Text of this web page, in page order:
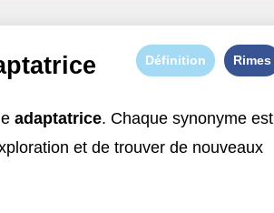
Définition Rimes
adaptatrice. Chaque synonyme est
et de trouver de nouveaux